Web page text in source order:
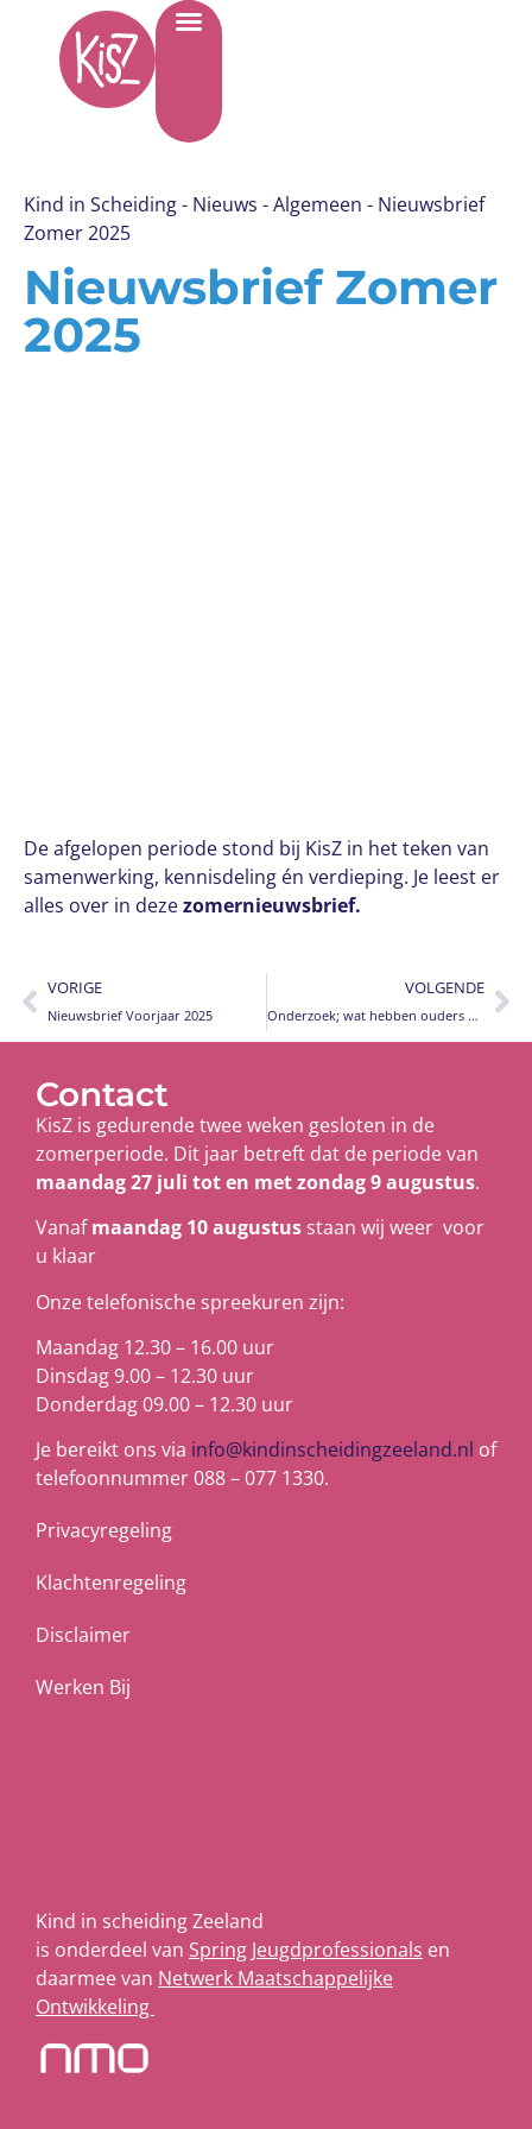
Kind in Scheiding- Nieuws -Algemeen - Nieuwsbrief
Zomer 2025
Nieuwsbrief Zomer
2025
De afgelopen periode stond bij KisZ in het teken van
samenwerking, kennisdeling én verdieping. Je leest er
alles over in dezezomernieuwsbrief.
VORIGE
Nieuwsbrief Voorjaar 2025
VOLGENDE
Onderzoek; wat hebben ouders nodig tijdens en na een scheiding?
Contact
KisZ is gedurende twee weken gesloten in de
zomerperiode. Dit jaar betreft dat de periode van
maandag 27 juli tot en met zondag 9 augustus.
Vanafmaandag 10 augustus staan wij weer voor
u klaar
Onze telefonische spreekuren zijn:
Maandag 12.30 – 16.00 uur
Dinsdag 9.00 – 12.30 uur
Donderdag 09.00 – 12.30 uur
Je bereikt ons via info@kindinscheidingzeeland.nl of
telefoonnummer 088 – 077 1330.
Privacyregeling
Klachtenregeling
Disclaimer
Werken Bij
Kind in scheiding Zeeland
is onderdeel van Spring Jeugdprofessionals en
daarmee van Netwerk Maatschappelijke
Ontwikkeling